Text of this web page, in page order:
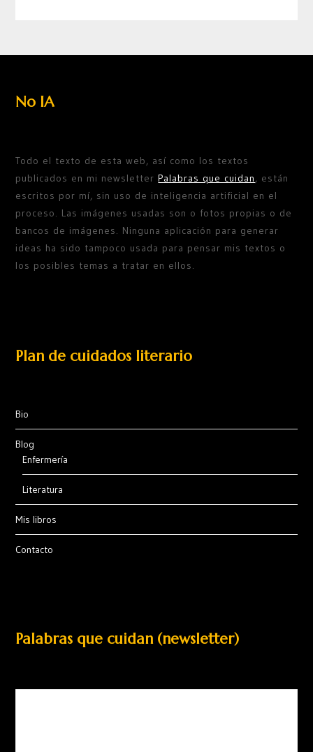
No IA
Todo el texto de esta web, así como los textos
publicados en mi newsletterPalabras que cuidan, están
escritos por mí, sin uso de inteligencia artificial en el
proceso. Las imágenes usadas son o fotos propias o de
bancos de imágenes. Ninguna aplicación para generar
ideas ha sido tampoco usada para pensar mis textos o
los posibles temas a tratar en ellos.
Plan de cuidados literario
Bio
Blog
Enfermería
Literatura
Mis libros
Contacto
Palabras que cuidan (newsletter)